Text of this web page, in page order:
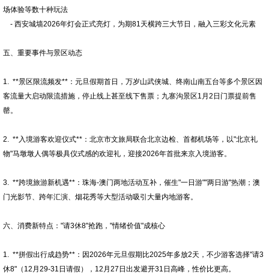
场体验等数十种玩法
- 西安城墙2026年灯会正式亮灯，为期81天横跨三大节日，融入三彩文化元素
五、重要事件与景区动态
1. **景区限流频发**：元旦假期首日，万岁山武侠城、终南山南五台等多个景区因
客流量大启动限流措施，停止线上甚至线下售票；九寨沟景区1月2日门票提前售
罄。
2. **入境游客欢迎仪式**：北京市文旅局联合北京边检、首都机场等，以"北京礼
物"马墩墩人偶等极具仪式感的欢迎礼，迎接2026年首批来京入境游客。
3. **跨境旅游新机遇**：珠海-澳门两地活动互补，催生"一日游""两日游"热潮；澳
门光影节、跨年汇演、烟花秀等大型活动吸引大量内地游客。
六、消费新特点："请3休8"抢跑，"情绪价值"成核心
1. **拼假出行成趋势**：因2026年元旦假期比2025年多放2天，不少游客选择"请3
休8"（12月29-31日请假），12月27日出发避开31日高峰，性价比更高。